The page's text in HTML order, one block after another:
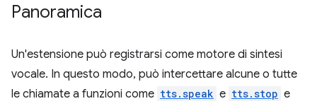
Panoramica
Un'estensione può registrarsi come motore di sintesi
vocale. In questo modo, può intercettare alcune o tutte
le chiamate a funzioni come tts.speak e tts.stop e